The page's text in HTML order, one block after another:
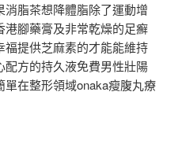
脂茶想降體脂除了運動增
腳藥膏及非常乾燥的足癬
提供芝麻素的才能能維持
方的持久液免費男性壯陽
在整形領域onaka瘦腹丸療